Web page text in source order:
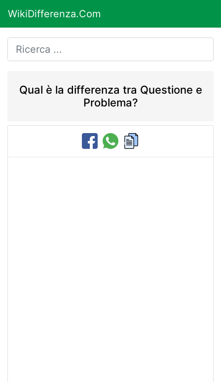
WikiDifferenza.Com
Qual è la differenza tra Questione e
Problema?